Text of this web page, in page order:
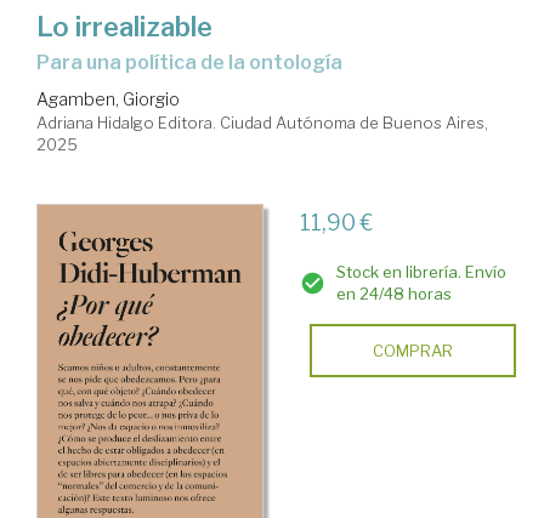
Lo irrealizable
Para una política de la ontología
Agamben, Giorgio
Adriana Hidalgo Editora. Ciudad Autónoma de Buenos Aires,
2025
11,90 €
Stock en librería. Envío
en 24/48 horas
COMPRAR